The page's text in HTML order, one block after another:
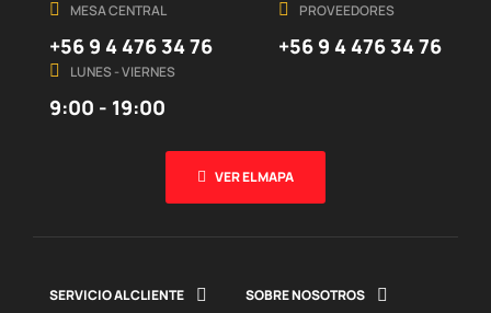
MESA CENTRAL
+56 9 4 476 34 76
PROVEEDORES
+56 9 4 476 34 76
LUNES - VIERNES
9:00 - 19:00
VER EL MAPA
SERVICIO AL CLIENTE  SOBRE NOSOTROS
